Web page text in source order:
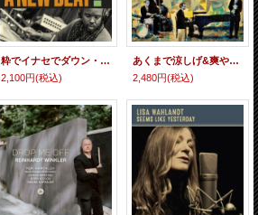
粋でイナセでダウン・トゥ・アースな吟醸味たっぷりの充実ソロ・プレイが続出するド真っ当2管ハード・バップの鑑！痛快!!! CD ULYSSES OWENS JR. AND GENERATION Y. ユリシーズ・オーウェンズ・ジュニア / A NEW BEAT
2,100円(税込)
あくまで涼しげ&爽やかにふんわりスイスイ宙を浮遊するデスモンドの軽妙ソフト・クール吹奏とガキゴキ岩石タッチでダイナミックに迫るブルーベックの打楽器的殺陣攻勢との和気あいあいなる友好競合♪ 輸入盤CD THE DAVE BRUBECK QUARTET デイヴ・ブルーベック / LIVE FROM THE NORTHWEST, 1959
2,480円(税込)